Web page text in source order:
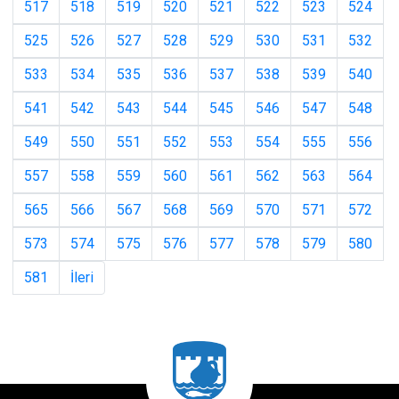
517 518 519 520 521 522 523
524
525
526 527 528 529 530 531
532
533
534 535 536 537 538 539
540
541
542 543 544 545 546 547
548
549
550 551 552 553 554 555
556
557
558 559 560 561 562 563
564
565
566 567 568 569 570 571
572
573
574 575 576 577 578 579
580
581
İleri